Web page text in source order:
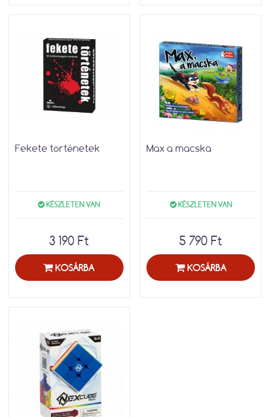
Fekete történetek
KÉSZLETEN VAN
3 190 Ft
KOSÁRBA
Max a macska
KÉSZLETEN VAN
5 790 Ft
KOSÁRBA